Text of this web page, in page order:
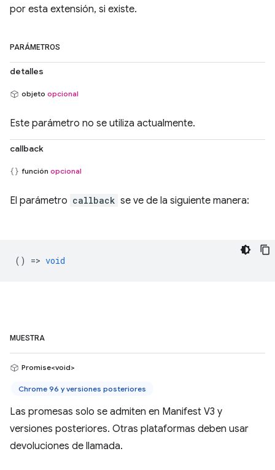
por esta extensión, si existe.
PARÁMETROS
detalles
objeto opcional
Este parámetro no se utiliza actualmente.
callback
función opcional
El parámetro callback se ve de la siguiente manera:
() => void
MUESTRA
Promise<void>
Chrome 96 y versiones posteriores
Las promesas solo se admiten en Manifest V3 y
versiones posteriores. Otras plataformas deben usar
devoluciones de llamada.